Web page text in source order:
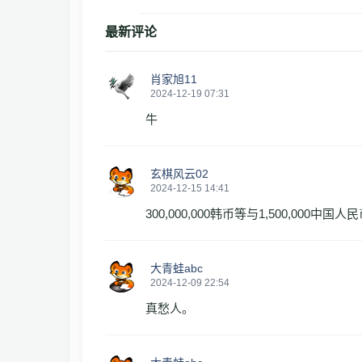
最新评论
肖家旭11
2024-12-19 07:31
牛
玄棋风云02
2024-12-15 14:41
300,000,000韩币等与1,500,000中国人民
大青蛙abc
2024-12-09 22:54
真愁人。